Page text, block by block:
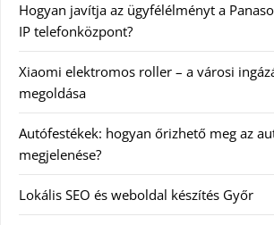
Hogyan javítja az ügyfélélményt a
IP telefonközpont?
Xiaomi elektromos roller – a városi
megoldása
Autófestékek: hogyan őrizhető meg az
megjelenése?
Lokális SEO és weboldal készítés Győr